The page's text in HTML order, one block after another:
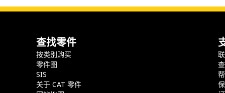
查找零件
按类别购买
零件图
SIS
关于 CAT 零件